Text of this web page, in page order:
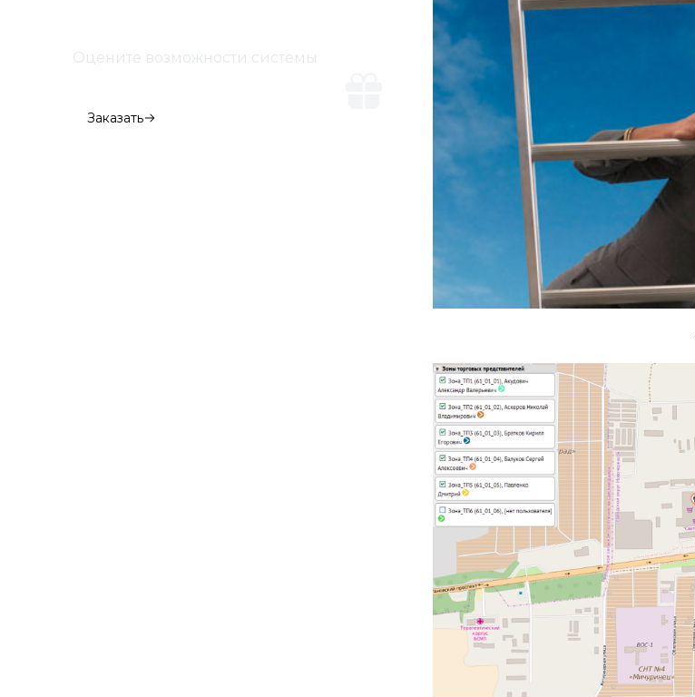
Оцените возможности системы
Заказать